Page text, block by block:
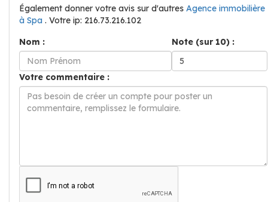
Également donner votre avis sur d'autres Agence immobilière
à Spa . Votre ip: 216.73.216.102
Nom :
Note (sur 10) :
Votre commentaire :